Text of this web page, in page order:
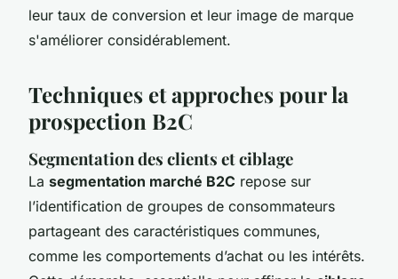
leur taux de conversion et leur image de marque
s'améliorer considérablement.
Techniques et approches pour la
prospection B2C
Segmentation des clients et ciblage
La segmentation marché B2C repose sur
l’identification de groupes de consommateurs
partageant des caractéristiques communes,
comme les comportements d’achat ou les intérêts.